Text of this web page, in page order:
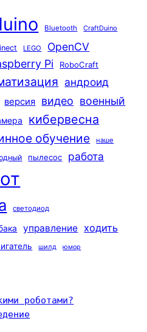
Bluetooth CraftDuino
LEGO OpenCV
Pi RoboCraft
андроид
версия видео военный
кибервесна
обучение наше
пылесос работа
светодиод
управление ходить
шилд юмор
роботами?